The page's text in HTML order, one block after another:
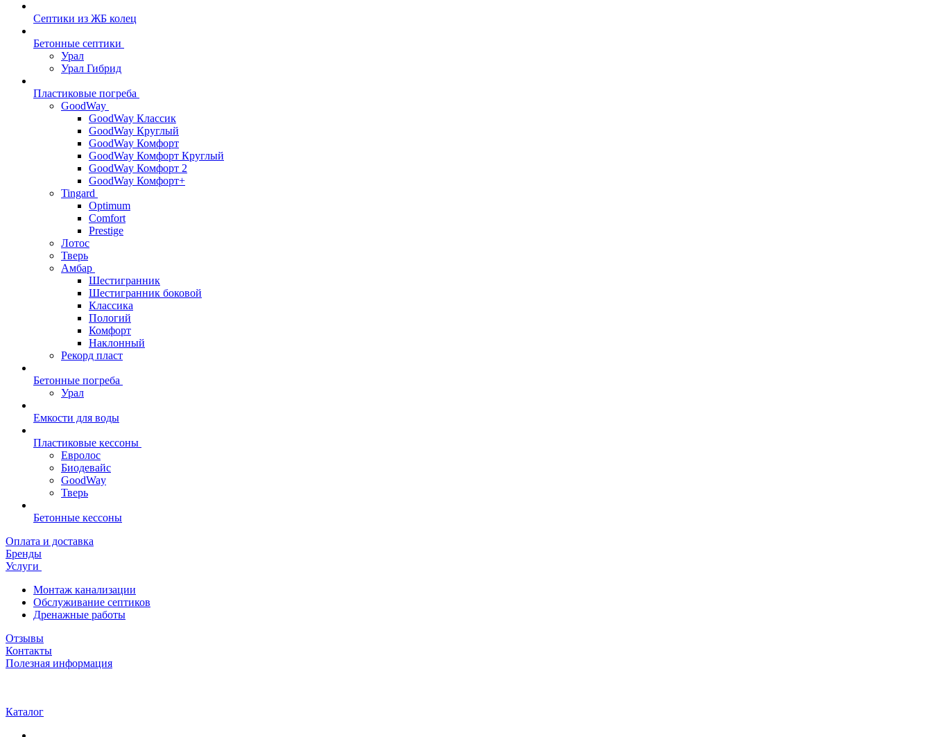
Септики из ЖБ колец
Бетонные септики
Урал
Урал Гибрид
Пластиковые погреба
GoodWay
GoodWay Классик
GoodWay Круглый
GoodWay Комфорт
GoodWay Комфорт Круглый
GoodWay Комфорт 2
GoodWay Комфорт+
Tingard
Optimum
Comfort
Prestige
Лотос
Тверь
Амбар
Шестигранник
Шестигранник боковой
Классика
Пологий
Комфорт
Наклонный
Рекорд пласт
Бетонные погреба
Урал
Емкости для воды
Пластиковые кессоны
Евролос
Биодевайс
GoodWay
Тверь
Бетонные кессоны
Оплата и доставка
Бренды
Услуги
Монтаж канализации
Обслуживание септиков
Дренажные работы
Отзывы
Контакты
Полезная информация
Каталог